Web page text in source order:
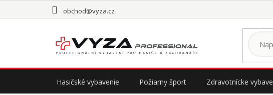
obchod@vyza.cz
Hasičské vybavenie Požiarny šport Zdravotnícke